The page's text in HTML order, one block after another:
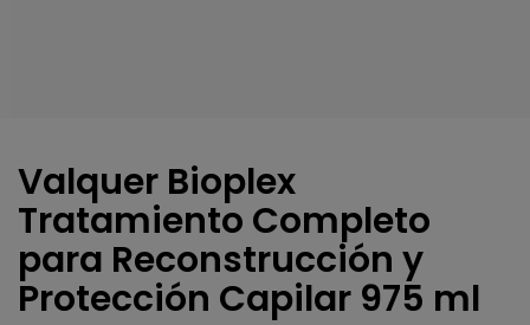
Valquer Bioplex
Tratamiento Completo
para Reconstrucción y
Protección Capilar 975 ml